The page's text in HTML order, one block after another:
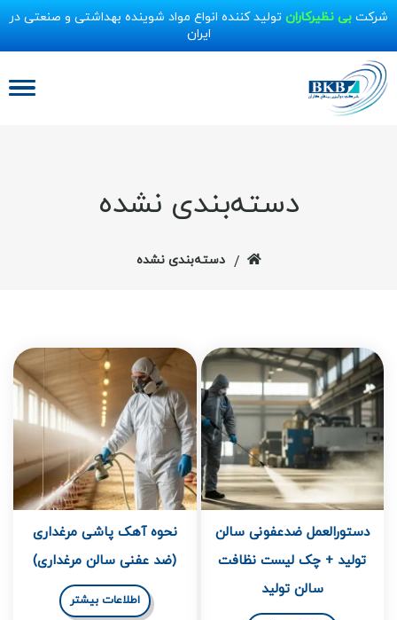
شرکت بی نظیرکاران تولید کننده انواع مواد شوینده بهداشتی و صنعتی در
ایران
دسته‌بندی نشده
/ دسته‌بندی نشده
دستورالعمل ضدعفونی سالن
تولید + چک لیست نظافت
سالن تولید
نحوه آهک پاشی مرغداری
(ضد عفنی سالن مرغداری)
اطلاعات بیشتر